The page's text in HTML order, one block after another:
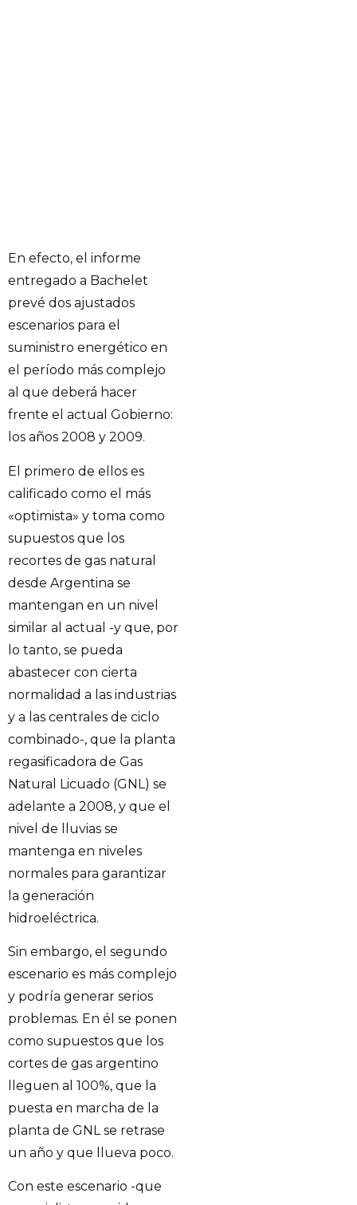
En efecto, el informe
entregado a Bachelet
prevé dos ajustados
escenarios para el
suministro energético en
el período más complejo
al que deberá hacer
frente el actual Gobierno:
los años 2008 y 2009.
El primero de ellos es
calificado como el más
«optimista» y toma como
supuestos que los
recortes de gas natural
desde Argentina se
mantengan en un nivel
similar al actual -y que, por
lo tanto, se pueda
abastecer con cierta
normalidad a las industrias
y a las centrales de ciclo
combinado-, que la planta
regasificadora de Gas
Natural Licuado (GNL) se
adelante a 2008, y que el
nivel de lluvias se
mantenga en niveles
normales para garantizar
la generación
hidroeléctrica.
Sin embargo, el segundo
escenario es más complejo
y podría generar serios
problemas. En él se ponen
como supuestos que los
cortes de gas argentino
lleguen al 100%, que la
puesta en marcha de la
planta de GNL se retrase
un año y que llueva poco.
Con este escenario -que